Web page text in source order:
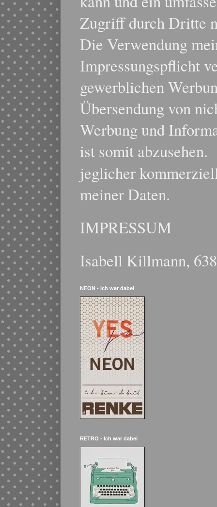
Zugriff durch Dritte
Die Verwendung
Impressungspflicht
gewerblichen
Übersendung von
Werbung und
ist somit abzusehen.
jeglicher
meiner Daten.
IMPRESSUM
Isabell Killmann,
NEON - Ich war dabei
RETRO - Ich war dabei